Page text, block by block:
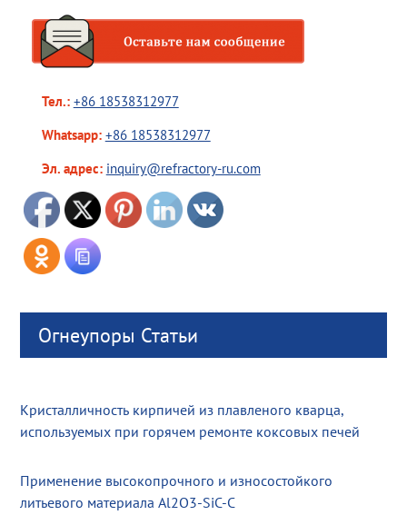
Тел.: +86 18538312977
Whatsapp: +86 18538312977
Эл. адрес: inquiry@refractory-ru.com
Огнеупоры Статьи
Кристалличность кирпичей из плавленого кварца,
используемых при горячем ремонте коксовых печей
Применение высокопрочного и износостойкого
литьевого материала Al2O3-SiC-C